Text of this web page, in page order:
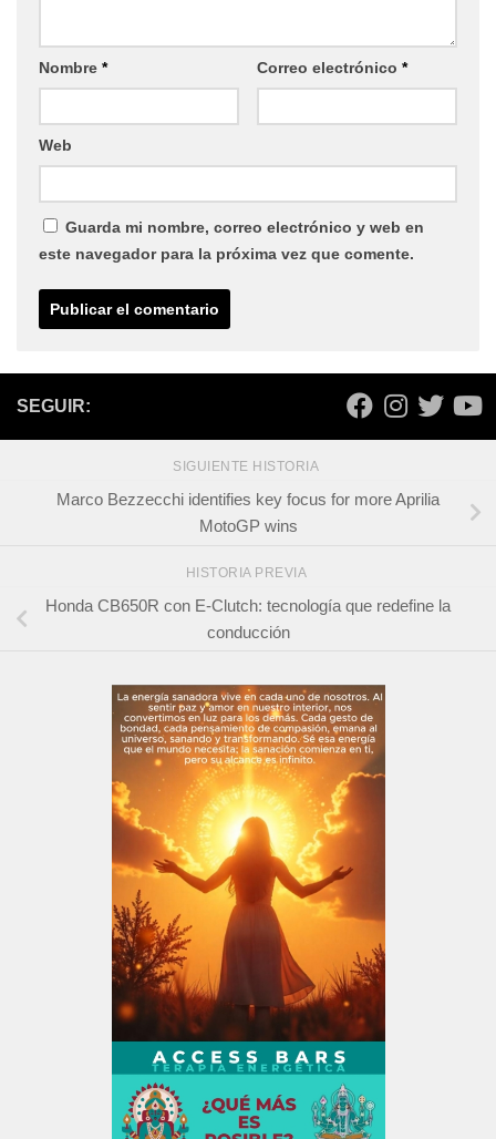
Nombre * Correo electrónico *
Web
Guarda mi nombre, correo electrónico y web en
este navegador para la próxima vez que comente.
SEGUIR:
SIGUIENTE HISTORIA
Marco Bezzecchi identifies key focus for more Aprilia
MotoGP wins
HISTORIA PREVIA
Honda CB650R con E-Clutch: tecnología que redefine la
conducción